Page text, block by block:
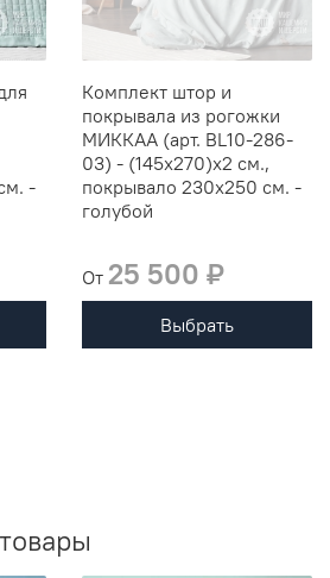
-
Комплект штор и
покрывала из рогожки
МИККАА (арт. BL10-286-
03) - (145х270)х2 см.,
покрывало 230х250 см. -
голубой
От 25 500 ₽
Выбрать